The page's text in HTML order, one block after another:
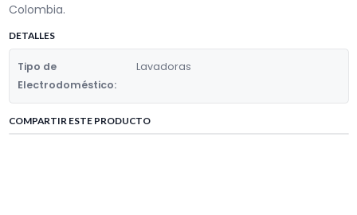
Colombia.
DETALLES
Tipo de
Electrodoméstico:
Lavadoras
COMPARTIR ESTE PRODUCTO